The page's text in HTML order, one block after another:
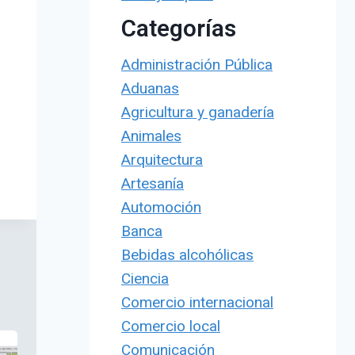
Categorías
Administración Pública
Aduanas
Agricultura y ganadería
Animales
Arquitectura
Artesanía
Automoción
Banca
Bebidas alcohólicas
Ciencia
Comercio internacional
Comercio local
Comunicación